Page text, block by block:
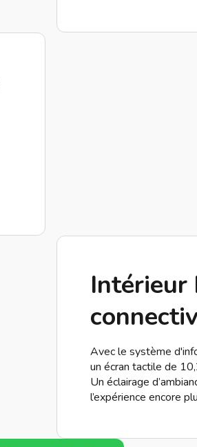
Intérieur
Avec le système
un écran tactile de
Un éclairage
l’expérience encore